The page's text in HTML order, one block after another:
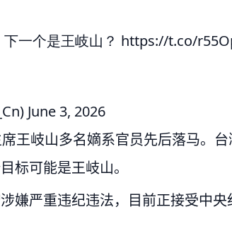
一个是王岐山？ https://t.co/
June 3, 2026
王岐山多名嫡系官员先后落马。
标可能是王岐山。
嫌严重违纪违法，目前正接受中